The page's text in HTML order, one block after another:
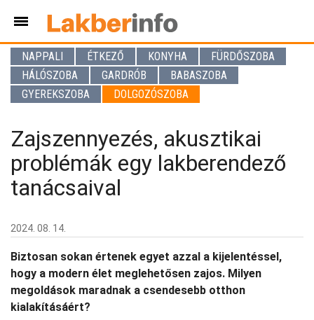
NAPPALI ÉTKEZŐ KONYHA
FÜRDŐSZOBA
HÁLÓSZOBA
GARDRÓB
BABASZOBA
GYEREKSZOBA
DOLGOZÓSZOBA
Zajszennyezés, akusztikai
problémák egy lakberendező
tanácsaival
2024. 08. 14.
Biztosan sokan értenek egyet azzal a kijelentéssel,
hogy a modern élet meglehetősen zajos. Milyen
megoldások maradnak a csendesebb otthon
kialakításáért?